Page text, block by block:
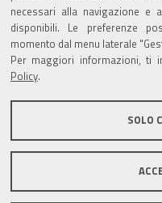
necessari alla navigazione e
disponibili. Le preferenze
momento dal menu laterale
Per maggiori informazioni, ti
Policy
SOLO
TRASPARENZA
Amministrazione
Statistiche Web del
Contatti